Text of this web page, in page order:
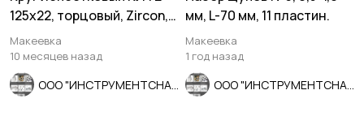
125х22, торцовый, Zircon,
зерно 120, ZK, средн.
Макеевка
10 месяцев назад
мм, L-70 мм, 11 пластин.
Макеевка
1 год назад